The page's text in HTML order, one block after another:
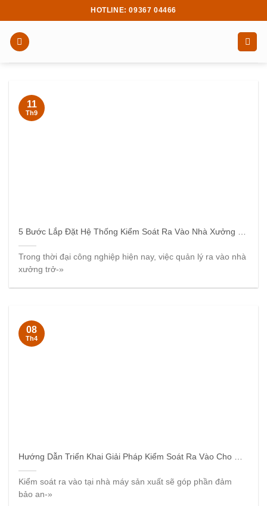
to
content
HOTLINE: 09367 04466
Trong thời đại công nghiệp hiện nay, việc quản lý ra vào nhà
xưởng trở-»
11
Th9
Hướng Dẫn Triển Khai Giải Pháp Kiểm Soát Ra Vào Cho Nhà Máy
Kiểm soát ra vào tại nhà máy sản xuất sẽ góp phần đảm
bảo an-»
08
Th4